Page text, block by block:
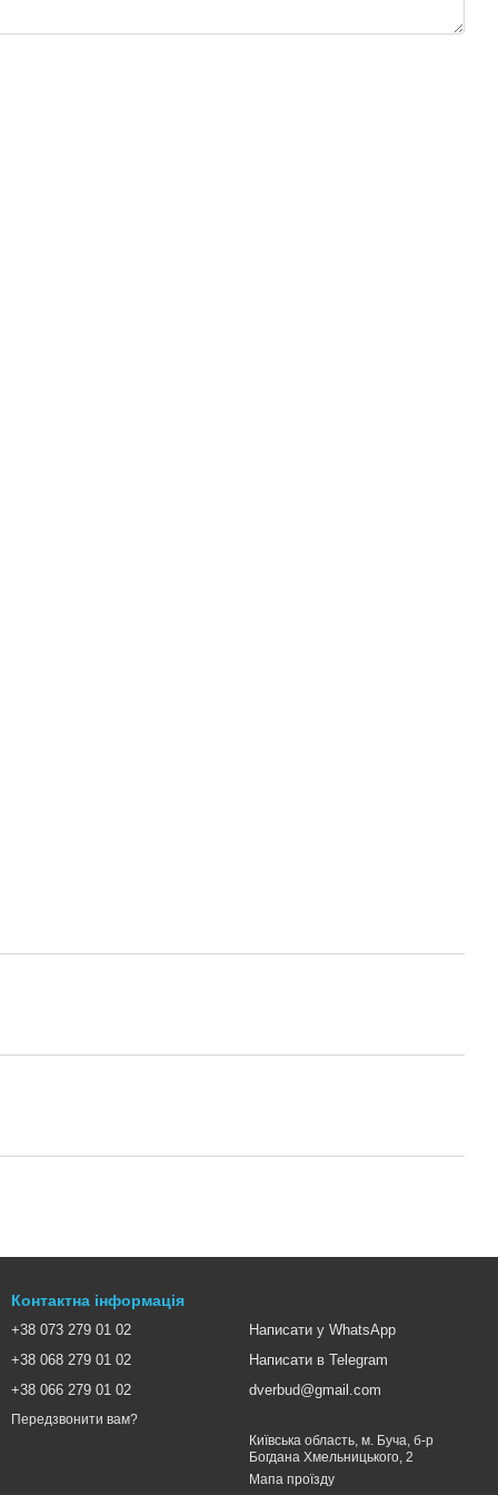
Контактна інформація
+38 073 279 01 02
+38 068 279 01 02
+38 066 279 01 02
Передзвонити вам?
Написати у WhatsApp
Написати в Telegram
dverbud@gmail.com
Київська область, м. Буча, б-р
Богдана Хмельницького, 2
Мапа проїзду